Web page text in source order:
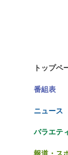
トップペ
番組表
ニュース
バラエテ